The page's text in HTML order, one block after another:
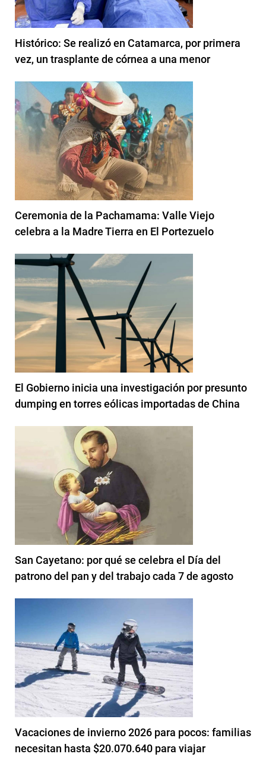
Histórico: Se realizó en Catamarca, por primera
vez, un trasplante de córnea a una menor
Ceremonia de la Pachamama: Valle Viejo
celebra a la Madre Tierra en El Portezuelo
El Gobierno inicia una investigación por presunto
dumping en torres eólicas importadas de China
San Cayetano: por qué se celebra el Día del
patrono del pan y del trabajo cada 7 de agosto
Vacaciones de invierno 2026 para pocos: familias
necesitan hasta $20.070.640 para viajar